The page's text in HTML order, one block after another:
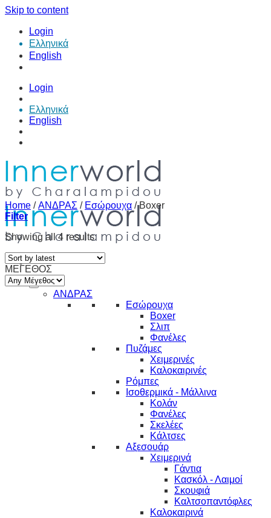
Skip to content
Login
Ελληνικά
English
Login
Ελληνικά
English
ΑΝΔΡΑΣ
Εσώρουχα
Boxer
Σλιπ
Φανέλες
Πυζάμες
Χειμερινές
Καλοκαιρινές
Ρόμπες
Ισοθερμικά - Μάλλινα
Κολάν
Φανέλες
Σκελέες
Κάλτσες
Αξεσουάρ
Χειμερινά
Γάντια
Κασκόλ - Λαιμοί
Σκουφιά
Καλτσοπαντόφλες
Καλοκαιρινά
Home / ΑΝΔΡΑΣ / Εσώρουχα /Boxer
Filter
Showing all 4 results
ΜΕΓΕΘΟΣ